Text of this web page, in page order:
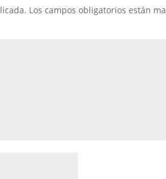
Los campos obligatorios están